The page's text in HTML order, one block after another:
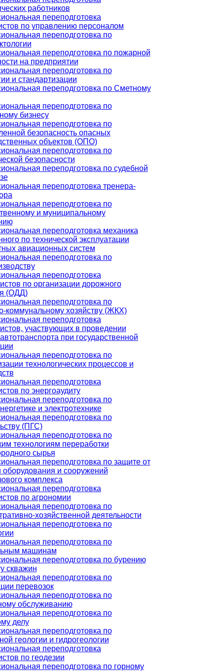
работников
переподготовка
по управлению персоналом
переподготовка по
переподготовка по пожарной
на предприятии
переподготовка по
и стандартизации
переподготовка по Сметному
переподготовка по
бизнесу
переподготовка по
безопасность опасных
объектов (ОПО)
переподготовка по
безопасности
переподготовка по судебной
переподготовка тренера-
переподготовка по
и муниципальному
переподготовка механика
по технической эксплуатации
авиационных систем
переподготовка по
переподготовка
по организации дорожного
(ОДД)
переподготовка по
хозяйству (ЖКХ)
переподготовка
участвующих в проведении
при государственной
переподготовка по
технологических процессов и
переподготовка
по энергоаудиту
переподготовка по
и электротехнике
переподготовка по
(ПГС)
переподготовка по
технологиям переработки
сырья
переподготовка по защите от
оборудования и сооружений
комплекса
переподготовка
по агрономии
переподготовка по
хозяйственной деятельности
переподготовка по
переподготовка по
машинам
переподготовка по бурению
скважин
переподготовка по
перевозок
переподготовка по
обслуживанию
переподготовка по
делу
переподготовка по
геологии и гидрогеологии
переподготовка
по геодезии
переподготовка по горному